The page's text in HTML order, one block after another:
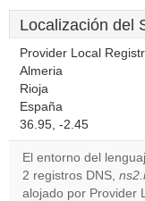
Localización del
Provider Local
Almeria
Rioja
España
36.95, -2.45
El entorno del
2 registros DNS,
alojado por Provider